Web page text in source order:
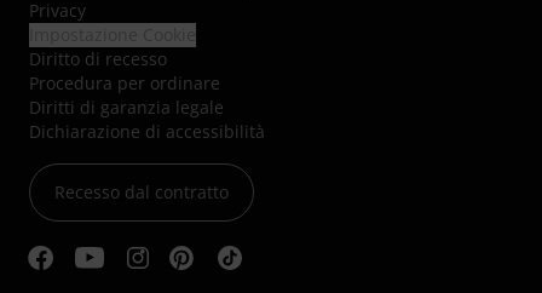
Privacy
Diritto di recesso
Procedura per ordinare
Diritti di garanzia legale
Dichiarazione di accessibilità
Recesso dal contratto